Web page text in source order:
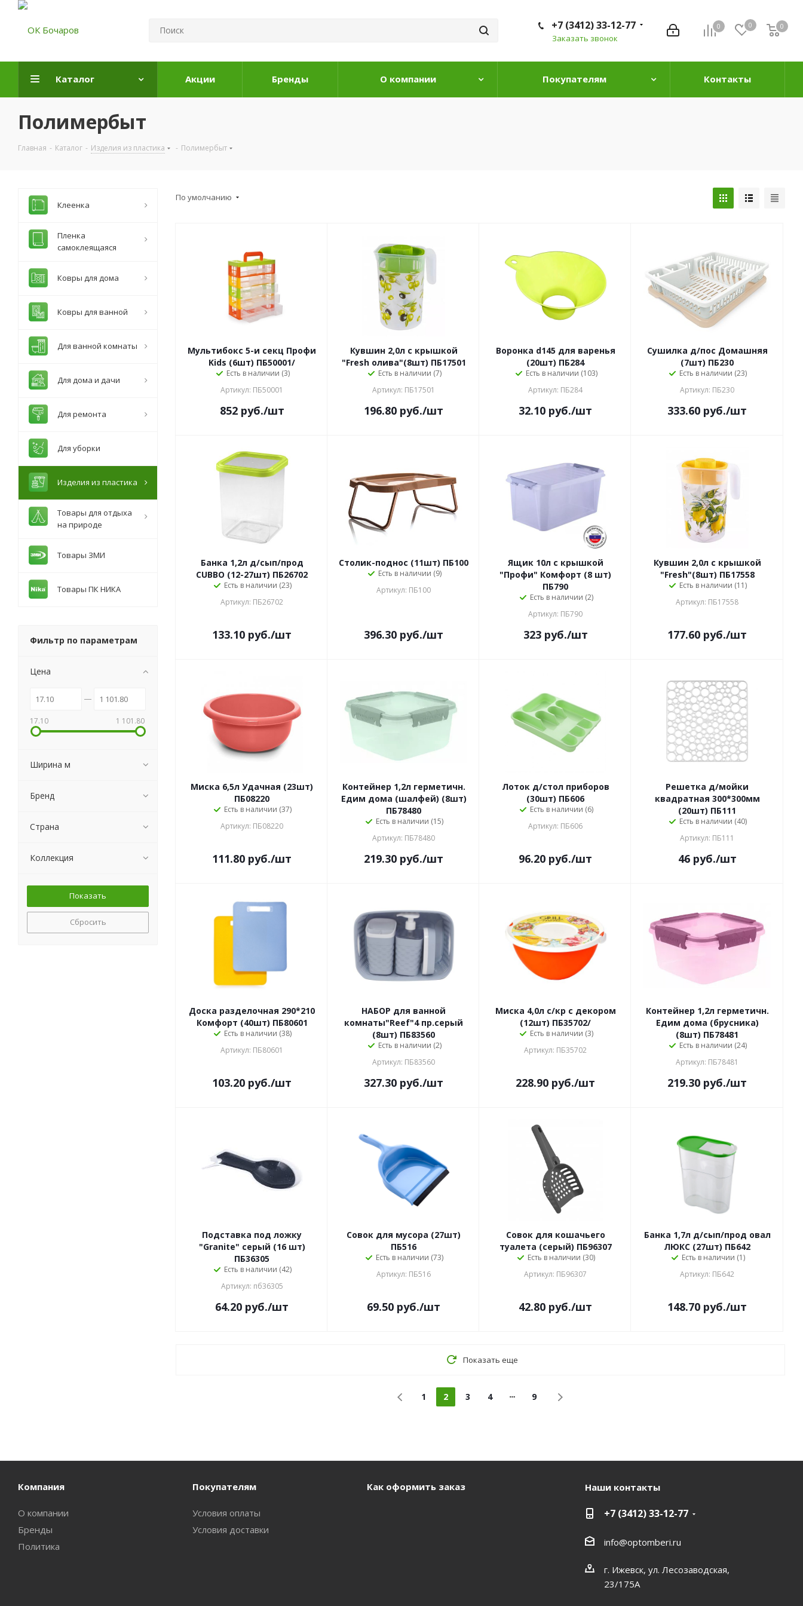
0 0 0
0
+7 (3412) 33-12-77
Заказать звонок
Каталог Акции Бренды О компании Покупателям Контакты
Полимербыт
Главная - Каталог - Изделия из пластика - Полимербыт
По умолчанию
Мультибокс 5-и секц Профи
Kids (6шт) ПБ50001/
Есть в наличии (3)
Артикул: ПБ50001
852руб./шт
Кувшин 2,0л с крышкой
"Fresh олива"(8шт) ПБ17501
Есть в наличии (7)
Артикул: ПБ17501
196.80 руб./шт
Воронка d145 для варенья
(20шт) ПБ284
Есть в наличии (103)
Артикул: ПБ284
32.10 руб./шт
Сушилка д/пос Домашняя
(7шт) ПБ230
Есть в наличии (23)
Артикул: ПБ230
333.60 руб./шт
Банка 1,2л д/сып/прод
CUBBO (12-27шт) ПБ26702
Есть в наличии (23)
Артикул: ПБ26702
133.10 руб./шт
Столик-поднос (11шт) ПБ100
Есть в наличии (9)
Артикул: ПБ100
396.30 руб./шт
Ящик 10л с крышкой
"Профи" Комфорт (8 шт)
ПБ790
Есть в наличии (2)
Артикул: ПБ790
323руб./шт
Кувшин 2,0л с крышкой
"Fresh"(8шт) ПБ17558
Есть в наличии (11)
Артикул: ПБ17558
177.60 руб./шт
Миска 6,5л Удачная (23шт)
ПБ08220
Есть в наличии (37)
Артикул: ПБ08220
111.80 руб./шт
Контейнер 1,2л герметичн.
Едим дома (шалфей) (8шт)
ПБ78480
Есть в наличии (15)
Артикул: ПБ78480
219.30 руб./шт
Лоток д/стол приборов
(30шт) ПБ606
Есть в наличии (6)
Артикул: ПБ606
96.20 руб./шт
Решетка д/мойки
квадратная 300*300мм
(20шт) ПБ111
Есть в наличии (40)
Артикул: ПБ111
46руб./шт
Доска разделочная 290*210
Комфорт (40шт) ПБ80601
Есть в наличии (38)
Артикул: ПБ80601
103.20 руб./шт
НАБОР для ванной
комнаты"Reef"4 пр.серый
(8шт) ПБ83560
Есть в наличии (2)
Артикул: ПБ83560
327.30 руб./шт
Миска 4,0л с/кр с декором
(12шт) ПБ35702/
Есть в наличии (3)
Артикул: ПБ35702
228.90 руб./шт
Контейнер 1,2л герметичн.
Едим дома (брусника)
(8шт) ПБ78481
Есть в наличии (24)
Артикул: ПБ78481
219.30 руб./шт
Подставка под ложку
"Granite" серый (16 шт)
ПБ36305
Есть в наличии (42)
Артикул: пб36305
64.20 руб./шт
Совок для мусора (27шт)
ПБ516
Есть в наличии (73)
Артикул: ПБ516
69.50 руб./шт
Совок для кошачьего
туалета (серый) ПБ96307
Есть в наличии (30)
Артикул: ПБ96307
42.80 руб./шт
Банка 1,7л д/сып/прод овал
ЛЮКС (27шт) ПБ642
Есть в наличии (1)
Артикул: ПБ642
148.70 руб./шт
Показать еще
1 2 3 4 9
Клеенка
Пленка
самоклеящаяся
Ковры для дома
Ковры для ванной
Для ванной комнаты
Для дома и дачи
Для ремонта
Для уборки
Изделия из пластика
Товары для отдыха
на природе
Товары ЗМИ
Товары ПК НИКА
Фильтр по параметрам
Цена
17.10 1 101.80
Ширина м
Бренд
Страна
Коллекция
Сбросить
Компания
О компании
Бренды
Политика
Покупателям
Условия оплаты
Условия доставки
Как оформить заказ Наши контакты
+7 (3412) 33-12-77
info@optomberi.ru
г. Ижевск, ул. Лесозаводская,
23/175А